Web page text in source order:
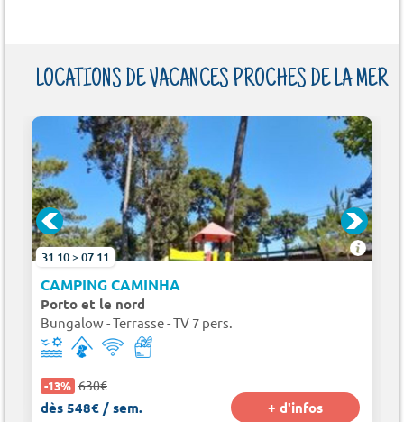
LOCATIONS DE VACANCES PROCHES DE LA MER
31.10 > 07.11
CAMPING CAMINHA
Porto et le nord
Bungalow - Terrasse - TV 7 pers.
-13% 630€
dès 548€ / sem. + d'infos